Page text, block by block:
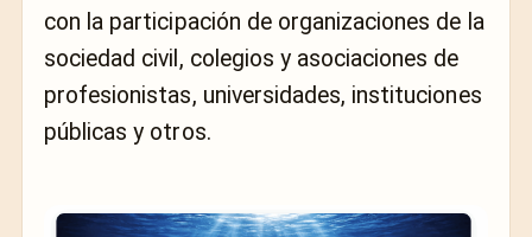
con la participación de organizaciones de la
sociedad civil, colegios y asociaciones de
profesionistas, universidades, instituciones
públicas y otros.